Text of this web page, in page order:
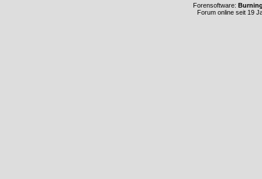
Forensoftware:
Forum online seit 19